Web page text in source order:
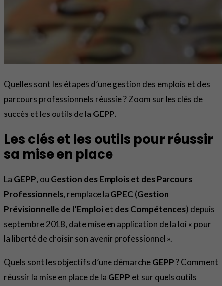
Quelles sont les étapes d’une gestion des emplois et des
parcours professionnels réussie ? Zoom sur les clés de
succès et les outils de la GEPP.
Les clés et les outils pour réussir
sa mise en place
La GEPP, ou Gestion des Emplois et des Parcours
Professionnels, remplace la GPEC (Gestion
Prévisionnelle de l’Emploi et des Compétences) depuis
septembre 2018, date mise en application de la loi « pour
la liberté de choisir son avenir professionnel ».
Quels sont les objectifs d’une démarcheGEPP? Comment
réussir la mise en place de la GEPP et sur quels outils